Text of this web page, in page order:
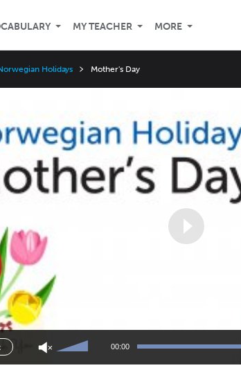
MY TEACHER MORE
Holidays Mother's Day
Up/Down
00:00